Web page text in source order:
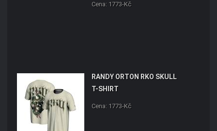
Cena: 1773-Kč
RANDY ORTON RKO SKULL
T-SHIRT
Cena: 1773-Kč